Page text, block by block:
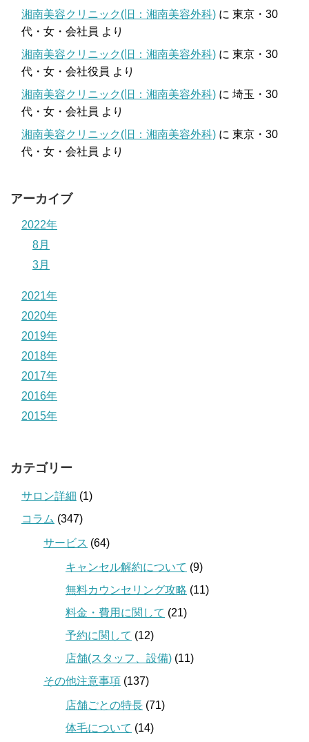
湘南美容クリニック(旧：湘南美容外科) に 東京・30
代・女・会社員 より
湘南美容クリニック(旧：湘南美容外科) に 東京・30
代・女・会社役員 より
湘南美容クリニック(旧：湘南美容外科) に 埼玉・30
代・女・会社員 より
湘南美容クリニック(旧：湘南美容外科) に 東京・30
代・女・会社員 より
アーカイブ
2022年
8月
3月
2021年
2020年
2019年
2018年
2017年
2016年
2015年
カテゴリー
サロン詳細 (1)
コラム (347)
サービス (64)
キャンセル解約について (9)
無料カウンセリング攻略 (11)
料金・費用に関して (21)
予約に関して (12)
店舗(スタッフ、設備) (11)
その他注意事項 (137)
店舗ごとの特長 (71)
体毛について (14)